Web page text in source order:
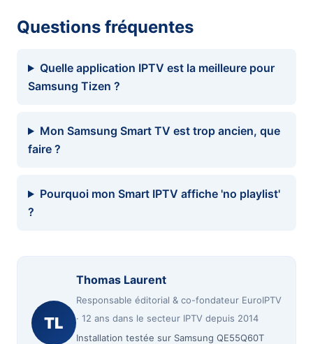
Questions fréquentes
Quelle application IPTV est la meilleure pour
Samsung Tizen ?
Mon Samsung Smart TV est trop ancien, que
faire ?
Pourquoi mon Smart IPTV affiche 'no playlist'
?
TL
Thomas Laurent
Responsable éditorial & co-fondateur EuroIPTV
· 12 ans dans le secteur IPTV depuis 2014
Installation testée sur Samsung QE55Q60T